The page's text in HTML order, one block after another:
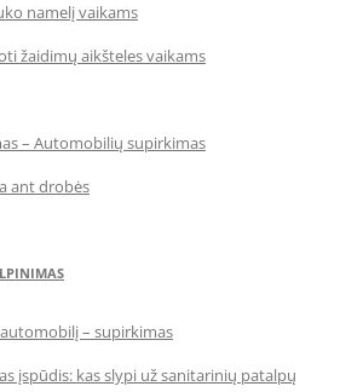
namelį vaikams
žaidimų aikšteles vaikams
– Automobilių supirkimas
ant drobės
– supirkimas
įspūdis: kas slypi už sanitarinių patalpų